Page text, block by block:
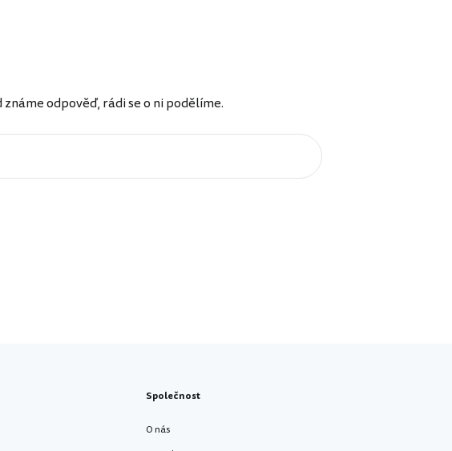
odpověď, rádi se o ni podělíme.
Společnost
O nás